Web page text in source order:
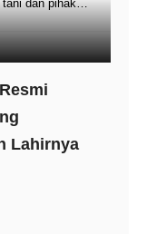
tani dan pihak…
Lahirnya